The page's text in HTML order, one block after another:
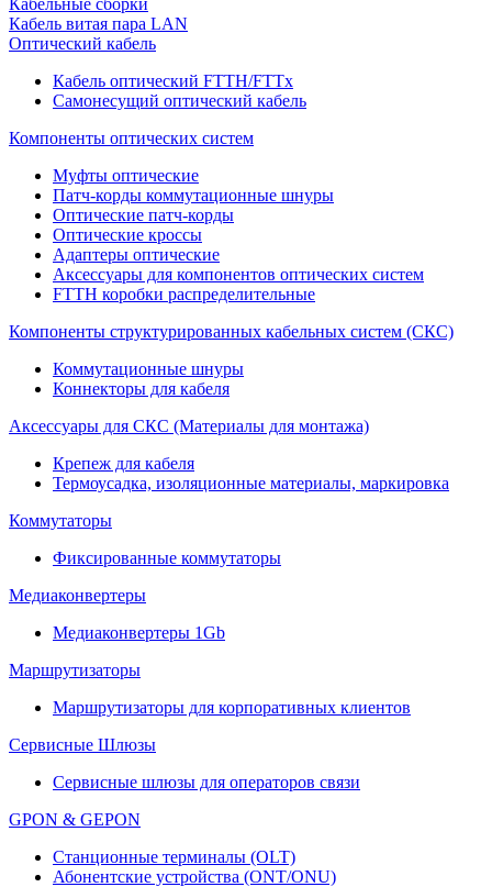
Кабельные сборки
Кабель витая пара LAN
Оптический кабель
Кабель оптический FTTH/FTTx
Самонесущий оптический кабель
Компоненты оптических систем
Муфты оптические
Патч-корды коммутационные шнуры
Оптические патч-корды
Оптические кроссы
Адаптеры оптические
Аксессуары для компонентов оптических систем
FTTH коробки распределительные
Компоненты структурированных кабельных систем (СКС)
Коммутационные шнуры
Коннекторы для кабеля
Аксессуары для СКС (Материалы для монтажа)
Крепеж для кабеля
Термоусадка, изоляционные материалы, маркировка
Коммутаторы
Фиксированные коммутаторы
Медиаконвертеры
Медиаконвертеры 1Gb
Маршрутизаторы
Маршрутизаторы для корпоративных клиентов
Сервисные Шлюзы
Сервисные шлюзы для операторов связи
GPON & GEPON
Станционные терминалы (OLT)
Абонентские устройства (ONT/ONU)